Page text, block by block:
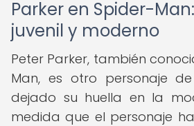
Parker en Spider-
juvenil y moderno
Peter Parker, también
Man, es otro personaje
dejado su huella en la
medida que el personaje